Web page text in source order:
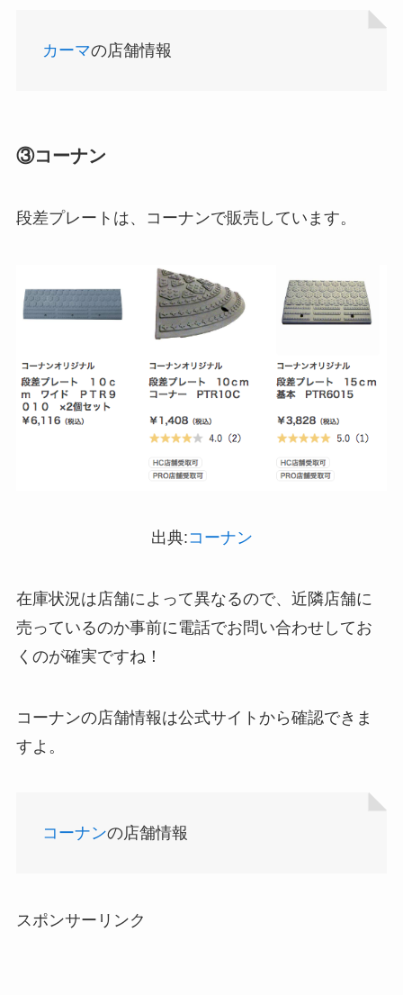
インソールはどこに売ってる？100均やドラッグス
LANケーブルはどこで買える？ドンキや100均に売
忍者めし鉄の鎧はどこに売ってる？セブン・ロー
ソンなどのコンビニで買える！
カーマの店舗情報
③コーナン
段差プレートは、コーナンで販売しています。
出典:コーナン
在庫状況は店舗によって異なるので、近隣店舗に
売っているのか事前に電話でお問い合わせしてお
くのが確実ですね！
コーナンの店舗情報は公式サイトから確認できま
すよ。
コーナンの店舗情報
スポンサーリンク